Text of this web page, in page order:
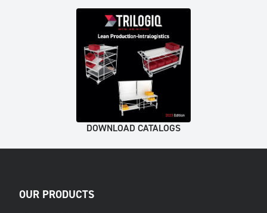
DOWNLOAD CATALOGS
OUR PRODUCTS